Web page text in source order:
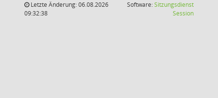
Letzte Änderung: 06.08.2026
09:32:38
Software:Sitzungsdienst
Session(Wird in